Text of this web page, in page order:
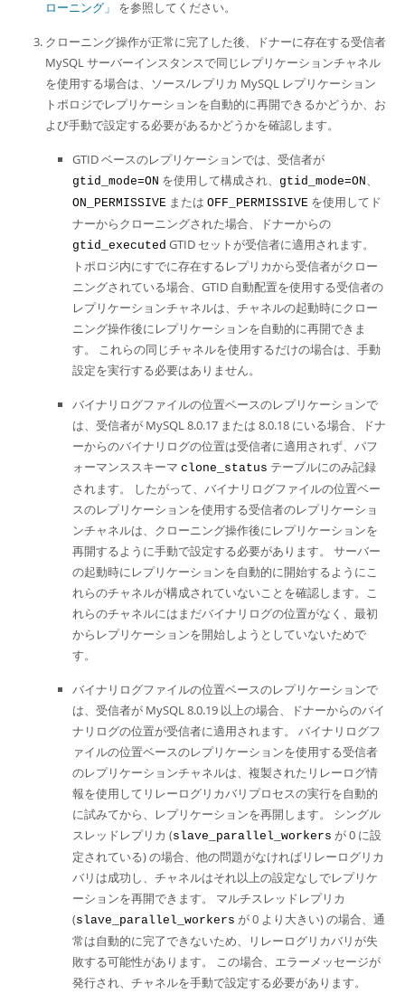
ローニング」 を参照してください。
クローニング操作が正常に完了した後、ドナーに存在する受信者
MySQL サーバーインスタンスで同じレプリケーションチャネル
を使用する場合は、ソース/レプリカ MySQL レプリケーション
トポロジでレプリケーションを自動的に再開できるかどうか、お
よび手動で設定する必要があるかどうかを確認します。
GTID ベースのレプリケーションでは、受信者が
gtid_mode=ON を使用して構成され、 gtid_mode=ON、
ON_PERMISSIVE または OFF_PERMISSIVE を使用してド
ナーからクローニングされた場合、ドナーからの
gtid_executed GTID セットが受信者に適用されます。
トポロジ内にすでに存在するレプリカから受信者がクロー
ニングされている場合、GTID 自動配置を使用する受信者の
レプリケーションチャネルは、チャネルの起動時にクロー
ニング操作後にレプリケーションを自動的に再開できま
す。 これらの同じチャネルを使用するだけの場合は、手動
設定を実行する必要はありません。
バイナリログファイルの位置ベースのレプリケーションで
は、受信者が MySQL 8.0.17 または 8.0.18 にいる場合、ドナ
ーからのバイナリログの位置は受信者に適用されず、パフ
ォーマンススキーマ clone_status テーブルにのみ記録
されます。 したがって、バイナリログファイルの位置ベー
スのレプリケーションを使用する受信者のレプリケーショ
ンチャネルは、クローニング操作後にレプリケーションを
再開するように手動で設定する必要があります。 サーバー
の起動時にレプリケーションを自動的に開始するようにこ
れらのチャネルが構成されていないことを確認します。こ
れらのチャネルにはまだバイナリログの位置がなく、最初
からレプリケーションを開始しようとしていないためで
す。
バイナリログファイルの位置ベースのレプリケーションで
は、受信者が MySQL 8.0.19 以上の場合、ドナーからのバイ
ナリログの位置が受信者に適用されます。 バイナリログフ
ァイルの位置ベースのレプリケーションを使用する受信者
のレプリケーションチャネルは、複製されたリレーログ情
報を使用してリレーログリカバリプロセスの実行を自動的
に試みてから、レプリケーションを再開します。 シングル
スレッドレプリカ (slave_parallel_workers が 0 に設
定されている) の場合、他の問題がなければリレーログリカ
バリは成功し、チャネルはそれ以上の設定なしでレプリケ
ーションを再開できます。 マルチスレッドレプリカ
(slave_parallel_workers が 0 より大きい) の場合、通
常は自動的に完了できないため、リレーログリカバリが失
敗する可能性があります。 この場合、エラーメッセージが
発行され、チャネルを手動で設定する必要があります。